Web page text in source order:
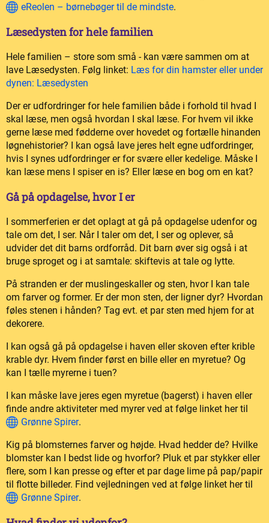
eReolen – børnebøger til de mindste.
Læsedysten for hele familien
Hele familien – store som små - kan være sammen om at
lave Læsedysten. Følg linket: Læs for din hamster eller under
dynen: Læsedysten
Der er udfordringer for hele familien både i forhold til hvad I
skal læse, men også hvordan I skal læse. For hvem vil ikke
gerne læse med fødderne over hovedet og fortælle hinanden
løgnehistorier? I kan også lave jeres helt egne udfordringer,
hvis I synes udfordringer er for svære eller kedelige. Måske I
kan læse mens I spiser en is? Eller læse en bog om en kat?
Gå på opdagelse, hvor I er
I sommerferien er det oplagt at gå på opdagelse udenfor og
tale om det, I ser. Når I taler om det, I ser og oplever, så
udvider det dit barns ordforråd. Dit barn øver sig også i at
bruge sproget og i at samtale: skiftevis at tale og lytte.
På stranden er der muslingeskaller og sten, hvor I kan tale
om farver og former. Er der mon sten, der ligner dyr? Hvordan
føles stenen i hånden? Tag evt. et par sten med hjem for at
dekorere.
I kan også gå på opdagelse i haven eller skoven efter krible
krable dyr. Hvem finder først en bille eller en myretue? Og
kan I tælle myrerne i tuen?
I kan måske lave jeres egen myretue (bagerst) i haven eller
finde andre aktiviteter med myrer ved at følge linket her til
Grønne Spirer.
Kig på blomsternes farver og højde. Hvad hedder de? Hvilke
blomster kan I bedst lide og hvorfor? Pluk et par stykker eller
flere, som I kan presse og efter et par dage lime på pap/papir
til flotte billeder. Find vejledningen ved at følge linket her til
Grønne Spirer.